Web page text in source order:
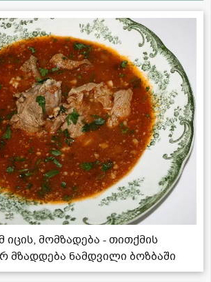
იცის, მომზადება - თითქმის
მზადდება ნამდვილი ბოზბაში